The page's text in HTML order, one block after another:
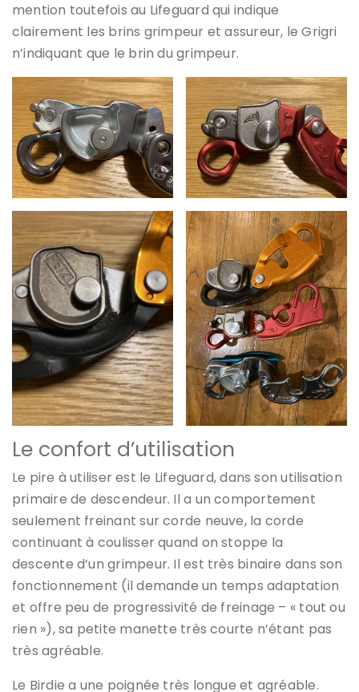
mention toutefois au Lifeguard qui indique
clairement les brins grimpeur et assureur, le Grigri
n’indiquant que le brin du grimpeur.
Le confort d’utilisation
Le pire à utiliser est le Lifeguard, dans son utilisation
primaire de descendeur. Il a un comportement
seulement freinant sur corde neuve, la corde
continuant à coulisser quand on stoppe la
descente d’un grimpeur. Il est très binaire dans son
fonctionnement (il demande un temps adaptation
et offre peu de progressivité de freinage – « tout ou
rien »), sa petite manette très courte n’étant pas
très agréable.
Le Birdie a une poignée très longue et agréable.